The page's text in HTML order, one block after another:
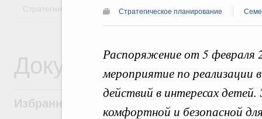
Стратегическое планирование
Распоряжение от 5
мероприятие по реализации
действий в интересах
комфортной и безопасной
Стратегии Государственные программы
Документы
Избранные документы со справками к